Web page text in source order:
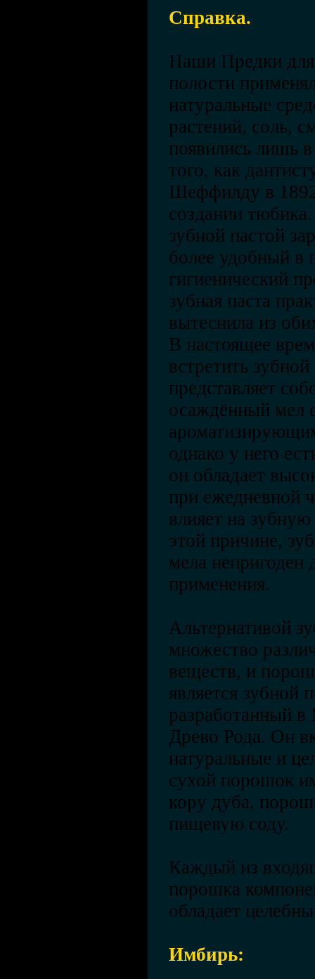
Справка.
Наши Предки
полости
натуральные
растений, соль,
появились лишь
того, как
Шеффилду в
создании
зубной пастой
более удобный в
гигиенический
зубная паста
вытеснила из
В настоящее
встретить
представляет
осаждённый мел
однако у него
он обладает
при ежедневной
влияет на
этой причине,
мела непригоден
применения.
Альтернативой
множество
веществ, и
является
разработанный
Древо Рода. Он
натуральные и
сухой порошок
кору дуба,
пищевую соду.
Каждый из
порошка
обладает
Имбирь: